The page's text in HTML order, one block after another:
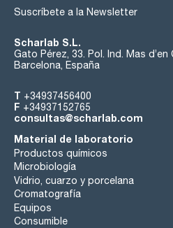
Suscríbete a la Newsletter
Scharlab S.L.
Gato Pérez, 33. Pol. Ind. Mas
Barcelona, España
T +34937456400
F +34937152765
consultas@scharlab.com
Material de laboratorio
Productos químicos
Microbiología
Vidrio, cuarzo y porcelana
Cromatografía
Equipos
Consumible